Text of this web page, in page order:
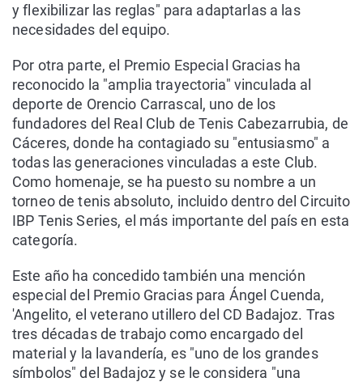
y flexibilizar las reglas" para adaptarlas a las
necesidades del equipo.
Por otra parte, el Premio Especial Gracias ha
reconocido la "amplia trayectoria" vinculada al
deporte de Orencio Carrascal, uno de los
fundadores del Real Club de Tenis Cabezarrubia, de
Cáceres, donde ha contagiado su "entusiasmo" a
todas las generaciones vinculadas a este Club.
Como homenaje, se ha puesto su nombre a un
torneo de tenis absoluto, incluido dentro del Circuito
IBP Tenis Series, el más importante del país en esta
categoría.
Este año ha concedido también una mención
especial del Premio Gracias para Ángel Cuenda,
'Angelito, el veterano utillero del CD Badajoz. Tras
tres décadas de trabajo como encargado del
material y la lavandería, es "uno de los grandes
símbolos" del Badajoz y se le considera "una